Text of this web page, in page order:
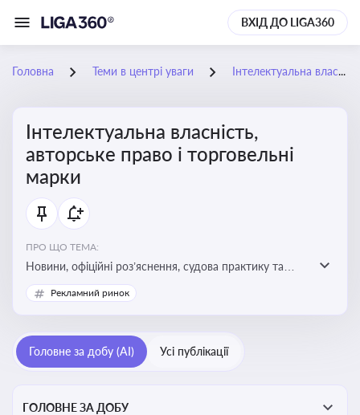
ВХІД ДО LIGA360
Головна Теми в центрі уваги Інтелектуальна власність, авторське право і торговельні марки
Інтелектуальна власність,
авторське право і торговельні
марки
ПРО ЩО ТЕМА:
Новини, офіційні роз’яснення, судова практику та
експертні матеріали, що стосуються авторського
права, реєстрації та захисту торговельних марок,
власності, а також змін у законодавстві у цій сфері
Рекламний ринок
Головне за добу (AI) Усі публікації
ГОЛОВНЕ ЗА ДОБУ